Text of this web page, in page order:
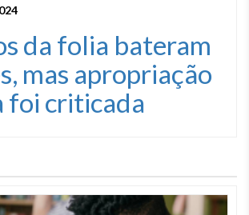
da folia bateram
mas apropriação
foi criticada